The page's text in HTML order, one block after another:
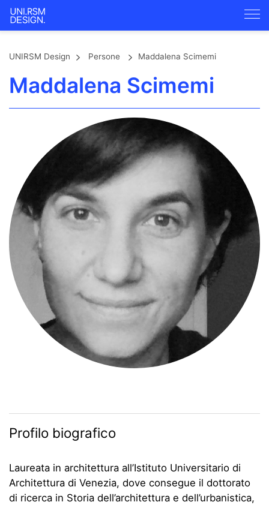
UNIRSM Design Persone Maddalena Scimemi
Maddalena Scimemi
Profilo biografico
Laureata in architettura all’Istituto Universitario di
Architettura di Venezia, dove consegue il dottorato
di ricerca in Storia dell’architettura e dell’urbanistica,